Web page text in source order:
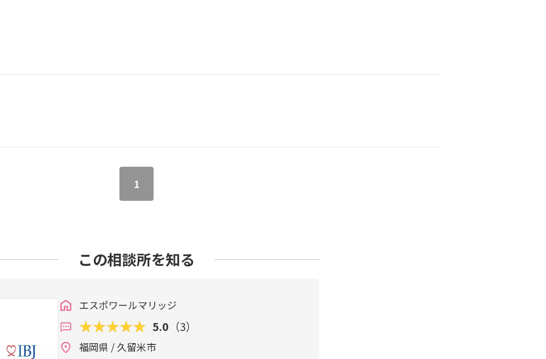
1
この相談所を知る
エスポワールマリッジ
5.0 （3）
福岡県 / 久留米市